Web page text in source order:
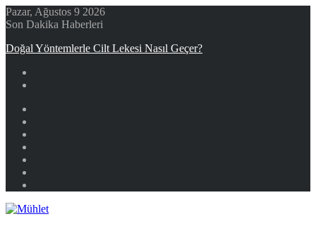
Pazar, Ağustos 9 2026
Son Dakika Haberleri
Doğal Yöntemlerle Cilt Lekesi Nasıl Geçer?